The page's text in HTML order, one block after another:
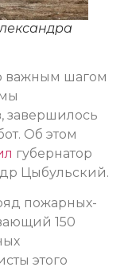
важным шагом
завершилось
Об этом
губернатор
Цыбульский.
пожарных-
150
этого